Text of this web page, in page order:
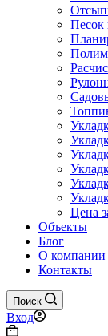
Песок
Цена
Объекты
Блог
О компании
Контакты
Поиск
Вход
Корзина